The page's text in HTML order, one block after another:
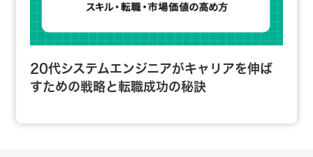
20代システムエンジニアがキャリアを伸ば
すための戦略と転職成功の秘訣